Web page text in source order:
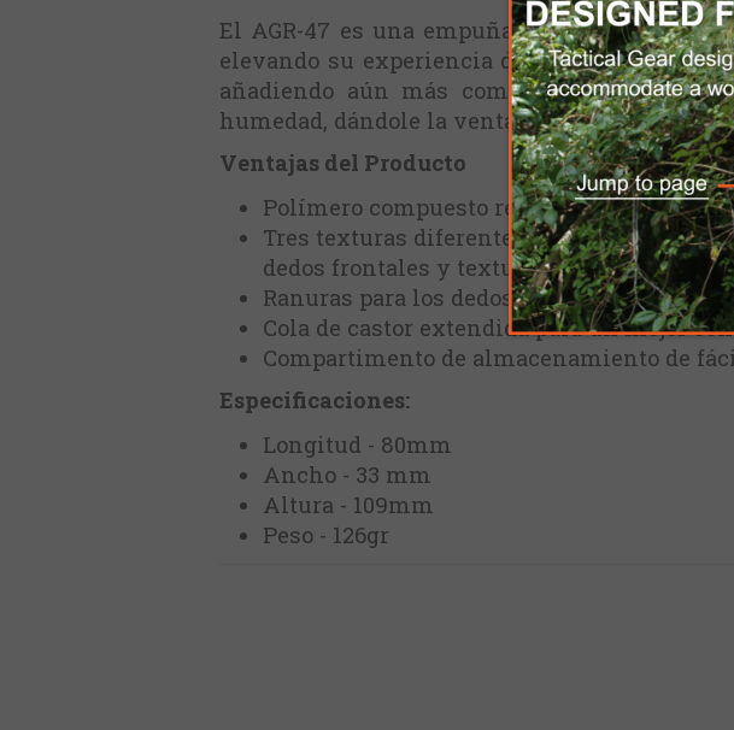
El AGR-47 es una empuñadura de pistola
elevando su experiencia de agarre. En su
añadiendo aún más comodidad y la
humedad, dándole la ventaja que necesita en
Ventajas del Producto
Polímero compuesto reforzado con fibra
Tres texturas diferentes de caucho
dedos frontales y textura de superficie
Ranuras para los dedos y forma de la
Cola de castor extendida para un mejor
Compartimento de almacenamiento de
Especificaciones:
Longitud - 80mm
Ancho - 33 mm
Altura - 109mm
Peso - 126gr